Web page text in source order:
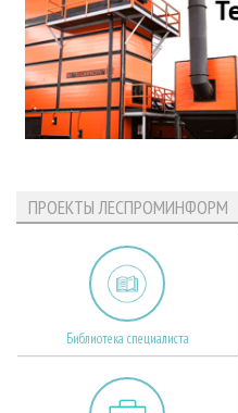
ПРОЕКТЫ ЛЕСПРОМИНФОРМ
Библиотека специалиста